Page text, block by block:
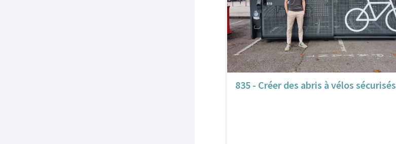
835 - Créer des abris à vélos sécurisés